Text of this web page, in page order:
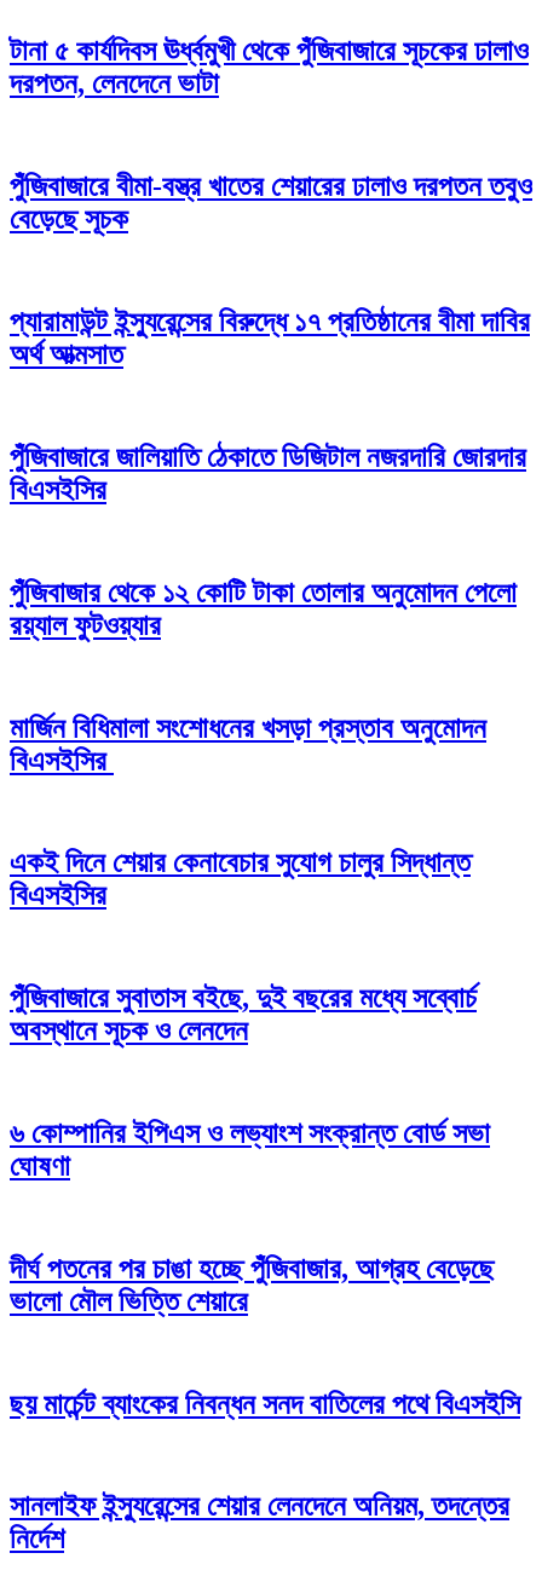
টানা ৫ কার্যদিবস ঊর্ধ্বমুখী থেকে পুঁজিবাজারে সূচকের ঢালাও
দরপতন, লেনদেনে ভাটা
পুঁজিবাজারে বীমা-বস্ত্র খাতের শেয়ারের ঢালাও দরপতন তবুও
বেড়েছে সূচক
প্যারামাউন্ট ইন্স্যুরেন্সের বিরুদ্ধে ১৭ প্রতিষ্ঠানের বীমা দাবির
অর্থ আত্মসাত
পুঁজিবাজারে জালিয়াতি ঠেকাতে ডিজিটাল নজরদারি জোরদার
বিএসইসির
পুঁজিবাজার থেকে ১২ কোটি টাকা তোলার অনুমোদন পেলো
রয়্যাল ফুটওয়্যার
মার্জিন বিধিমালা সংশোধনের খসড়া প্রস্তাব অনুমোদন
বিএসইসির
একই দিনে শেয়ার কেনাবেচার সুযোগ চালুর সিদ্ধান্ত
বিএসইসির
পুঁজিবাজারে সুবাতাস বইছে, দুই বছরের মধ্যে সব্বোর্চ
অবস্থানে সূচক ও লেনদেন
৬ কোম্পানির ইপিএস ও লভ্যাংশ সংক্রান্ত বোর্ড সভা
ঘোষণা
দীর্ঘ পতনের পর চাঙা হচ্ছে পুঁজিবাজার, আগ্রহ বেড়েছে
ভালো মৌল ভিত্তি শেয়ারে
ছয় মার্চেন্ট ব্যাংকের নিবন্ধন সনদ বাতিলের পথে বিএসইসি
সানলাইফ ইন্স্যুরেন্সের শেয়ার লেনদেনে অনিয়ম, তদন্তের
নির্দেশ